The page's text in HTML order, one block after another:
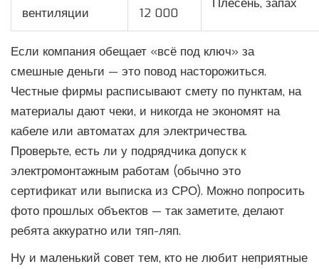
вентиляции
12 000
Плесень, запах
Если компания обещает «всё под ключ» за
смешные деньги — это повод насторожиться.
Честные фирмы расписывают смету по пунктам, на
материалы дают чеки, и никогда не экономят на
кабеле или автоматах для электричества.
Проверьте, есть ли у подрядчика допуск к
электромонтажным работам (обычно это
сертификат или выписка из СРО). Можно попросить
фото прошлых объектов — так заметите, делают
ребята аккуратно или тяп-ляп.
Ну и маленький совет тем, кто не любит неприятные